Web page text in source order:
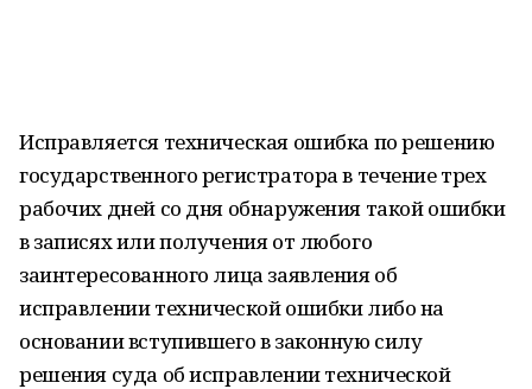
Исправляется техническая ошибка по решению
государственного регистратора в течение трех
рабочих дней со дня обнаружения такой ошибки
в записях или получения от любого
заинтересованного лица заявления об
исправлении технической ошибки либо на
основании вступившего в законную силу
решения суда об исправлении технической